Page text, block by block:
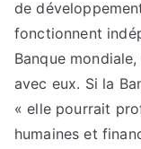
de
fonctionnent
Banque
avec eux. Si la
« elle pourrait
humaines et